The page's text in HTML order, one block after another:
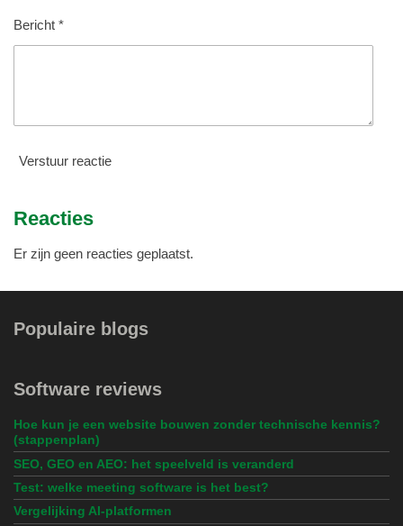
n
Bericht *
Verstuur reactie
Reacties
Er zijn geen reacties geplaatst.
Populaire blogs
Software reviews
Hoe kun je een website bouwen zonder technische kennis?
(stappenplan)
SEO, GEO en AEO: het speelveld is veranderd
Test: welke meeting software is het best?
Vergelijking AI-platformen